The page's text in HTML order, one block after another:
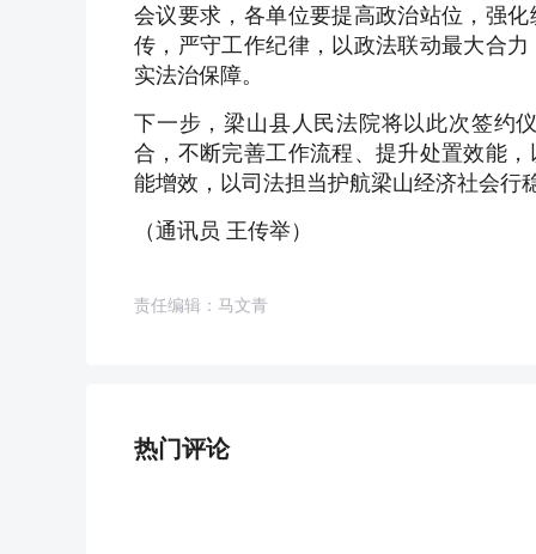
会议要求，各单位要提高政治站位，强
传，严守工作纪律，以政法联动最大合
实法治保障。
下一步，梁山县人民法院将以此次签约
合，不断完善工作流程、提升处置效能
能增效，以司法担当护航梁山经济社会行
（通讯员 王传举）
责任编辑：马文青
热门评论